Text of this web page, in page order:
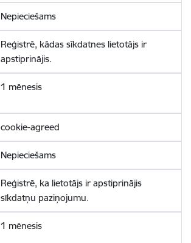
Nepieciešams
Reģistrē, kādas sīkdatnes lietotājs ir
apstiprinājis.
1 mēnesis
cookie-agreed
Nepieciešams
Reģistrē, ka lietotājs ir apstiprinājis
sīkdatņu paziņojumu.
1 mēnesis